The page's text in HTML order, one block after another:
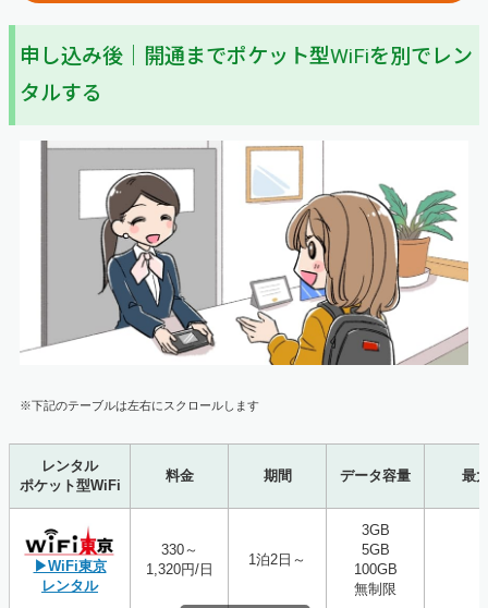
申し込み後｜開通までポケット型WiFiを別でレン
タルする
※下記のテーブルは左右にスクロールします
レンタル
ポケット型WiFi
料金 期間 データ容量 最
▶WiFi東京
レンタル
330～
1,320円/日
1泊2日～
3GB
5GB
100GB
無制限